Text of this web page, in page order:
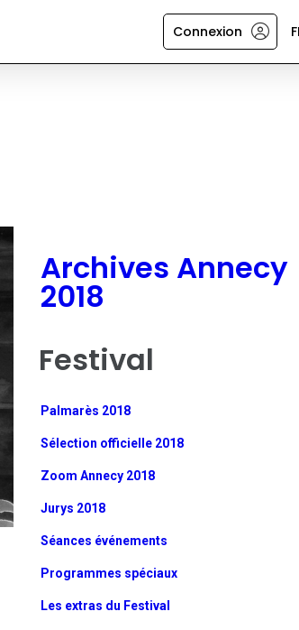
Connexion
Archives Annecy
2018
Festival
Palmarès 2018
Sélection officielle 2018
Zoom Annecy 2018
Jurys 2018
Séances événements
Programmes spéciaux
Les extras du Festival